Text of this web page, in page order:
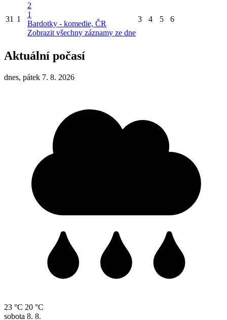
31 1
2
1
Bardotky - komedie, ČR
Zobrazit všechny záznamy ze dne
3 4 5 6
Aktuální počasí
dnes, pátek 7. 8. 2026
23 °C 20 °C
sobota 8. 8.